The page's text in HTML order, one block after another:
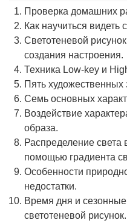
Проверка домашних
Как научиться видеть
Светотеневой
создания настроения.
Техника Low-key и
Пять художественных
Семь основных
Воздействие
образа.
Распределение света
помощью градиента
Особенности
недостатки.
Время дня и
светотеневой рисунок.